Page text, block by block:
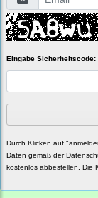
Eingabe Sicherheitscode:
Durch Klicken auf
Daten gemäß der
kostenlos abbestellen. Die